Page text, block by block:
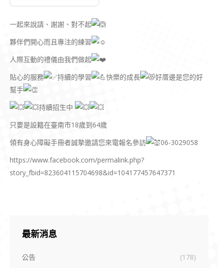
一起來說請、謝謝、對不起
夥伴們開心而且專注的練習
人際互動的禮儀由我們做起
貼心的服務
持續的學習 快樂的成長
好厝邊是您的好
幫手
持續招生中
只要是設籍在臺南市18歲到64歲
領有身心障礙手冊者誠摯邀請您來電報名參訪
06-3029058
https://www.facebook.com/permalink.php?
story_fbid=823604115704698&id=104177457647371
最新消息
公告
(178)